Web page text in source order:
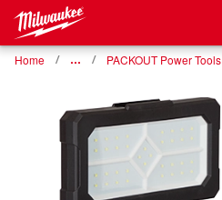
Home … PACKOUT Power Tools